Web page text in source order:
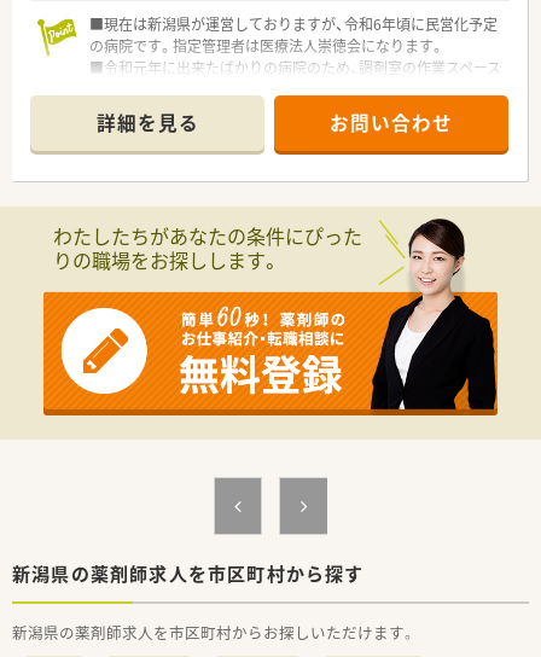
■現在は新潟県が運営しておりますが、令和6年頃に民営化予定
の病院です。指定管理者は医療法人崇徳会になります。
■令和元年に出来たばかりの病院のため、調剤室の作業スペース
■幅広い年代の薬剤師が在籍しており、中途入社の方もスムーズ
に馴染んでいけます。
詳細を見る お問い合わせ
わたしたちがあなたの条件にぴった
りの職場をお探しします。
新潟県の薬剤師求人を市区町村から探す
新潟県の薬剤師求人を市区町村からお探しいただけます。